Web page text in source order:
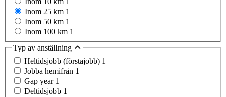
Inom 25 km 1
Inom 50 km 1
Inom 100 km 1
Typ av anställning
Heltidsjobb (förstajobb) 1
Jobba hemifrån 1
Gap year 1
Deltidsjobb 1